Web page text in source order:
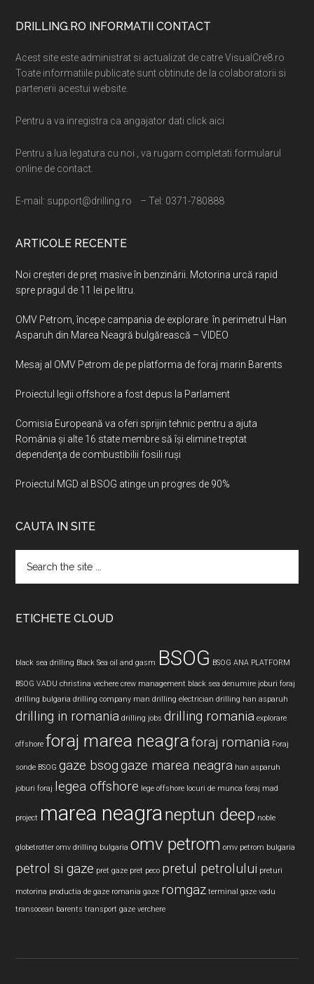
Footer
DRILLING.RO INFORMATII CONTACT
Acest site este administrat si actualizat de catre VisualCre8.ro
Toate informatiile publicate sunt obtinute de la colaboratorii si
partenerii acestui website.
Pentru a va inregistra ca angajator dati click aici
Pentru a lua legatura cu noi , va rugam completati formularul
online de contact.
E-mail: support@drilling.ro – Tel: 0371-780888
ARTICOLE RECENTE
Noi creșteri de preț masive în benzinării. Motorina urcă rapid
spre pragul de 11 lei pe litru.
OMV Petrom, începe campania de explorare în perimetrul Han
Asparuh din Marea Neagră bulgărească – VIDEO
Mesaj al OMV Petrom de pe platforma de foraj marin Barents
Proiectul legii offshore a fost depus la Parlament
Comisia Europeană va oferi sprijin tehnic pentru a ajuta
România şi alte 16 state membre să îşi elimine treptat
dependenţa de combustibilii fosili ruşi
Proiectul MGD al BSOG atinge un progres de 90%
CAUTA IN SITE
the
ETICHETE CLOUD
black sea drilling Black Sea oil and gasm BSOG BSOG ANA PLATFORM
BSOG VADU christina vechere crew management black sea denumire joburi foraj
drilling bulgaria drilling company man drilling electrician drilling han asparuh
drilling in romania drilling jobs drilling romania explorare
offshore foraj marea neagraforaj romania Foraj
sonde BSOG gaze bsoggaze marea neagra han asparuh
joburi foraj legea offshore lege offshore locuri de munca foraj mad
project marea neagraneptun deep noble
globetrotter omv drilling bulgaria omv petrom omv petrom bulgaria
petrol si gaze pret gaze pret peco pretul petrolului preturi
motorina productia de gaze romania gaze romgaz terminal gaze vadu
transocean barents transport gaze verchere